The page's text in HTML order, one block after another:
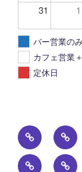
31 1
バー営業の
カフェ営業
定休日
ト
ッ
プ
投
稿
一
貸
カ